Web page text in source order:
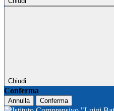
Chiudi
Conferma
Annulla Conferma